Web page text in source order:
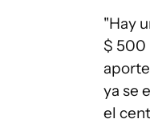
"Hay
$ 500
ya se
el